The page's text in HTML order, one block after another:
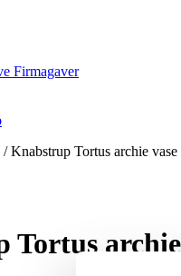
Firmagaver
/Knabstrup Tortus archie vase
archie